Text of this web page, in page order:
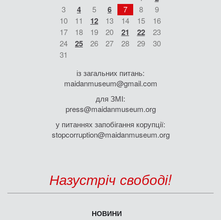
3 4 5 6 7 8
9
10
11 12 13 14 15
16
17
18 19 20 21 22
23
24
25 26 27 28 29
30
31
із загальних питань:
maidanmuseum@gmail.com
для ЗМІ:
press@maidanmuseum.org
у питаннях запобігання корупції:
stopcorruption@maidanmuseum.org
Назустріч свободі!
НОВИНИ